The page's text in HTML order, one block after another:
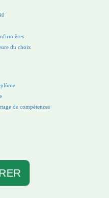
du choix
de compétences